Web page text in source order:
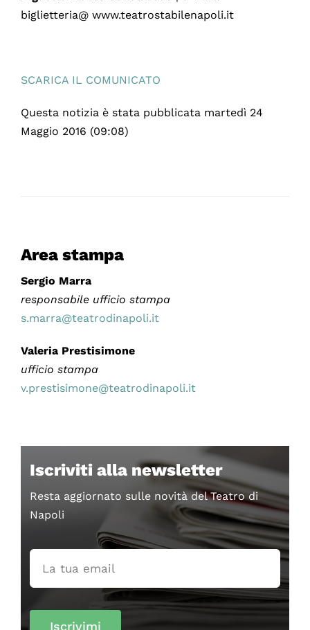
biglietteria@ www.teatrostabilenapoli.it
SCARICA IL COMUNICATO
Questa notizia è stata pubblicata martedì 24
Maggio 2016 (09:08)
Area stampa
Sergio Marra
responsabile ufficio stampa
s.marra@teatrodinapoli.it
Valeria Prestisimone
ufficio stampa
v.prestisimone@teatrodinapoli.it
Iscriviti alla newsletter
Resta aggiornato sulle novità del Teatro di
Napoli
Iscrivimi